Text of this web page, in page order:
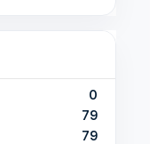
0
79
79